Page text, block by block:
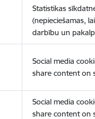
Statistikas
(nepieciešamas,
darbību un
Social media
share content on
Social media
share content on